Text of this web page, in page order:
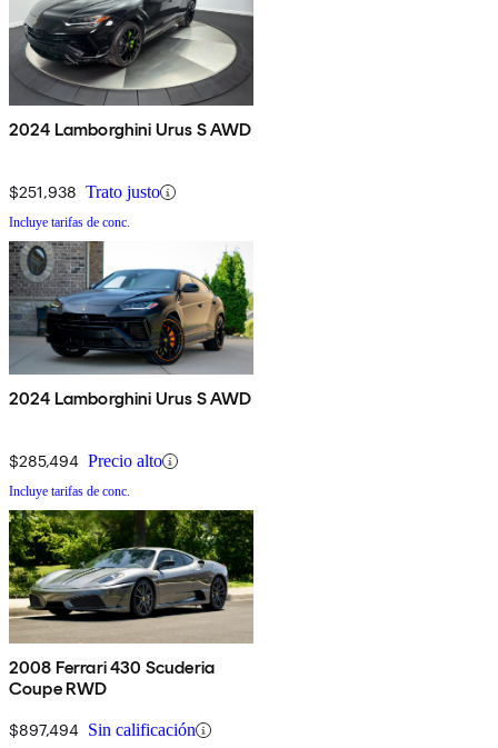
2024 Lamborghini Urus S AWD
$251,938 Trato justo
Incluye tarifas de conc.
2024 Lamborghini Urus S AWD
$285,494 Precio alto
Incluye tarifas de conc.
2008 Ferrari 430 Scuderia
Coupe RWD
$897,494 Sin calificación